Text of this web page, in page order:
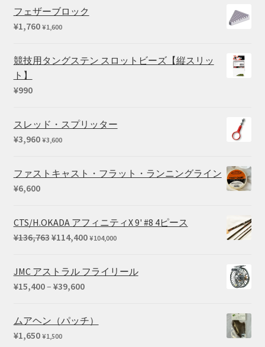
し
た。
で
帯:
フェザーブロック
¥1,760 ¥1,600
競技用タングステン スロットビーズ【縦スリッ
ト】
¥990
スレッド・スプリッター
¥3,960 ¥3,600
ファストキャスト・フラット・ランニングライン
¥6,600
CTS/H.OKADA アフィニティX 9' #8 4ピース
¥136,763元
価
格
で
し
¥114,400現
の
¥114,400
¥104,000
JMC アストラル フライリール
¥15,400– ¥39,600価
帯:
ムアヘン（パッチ）
¥1,650 ¥1,500